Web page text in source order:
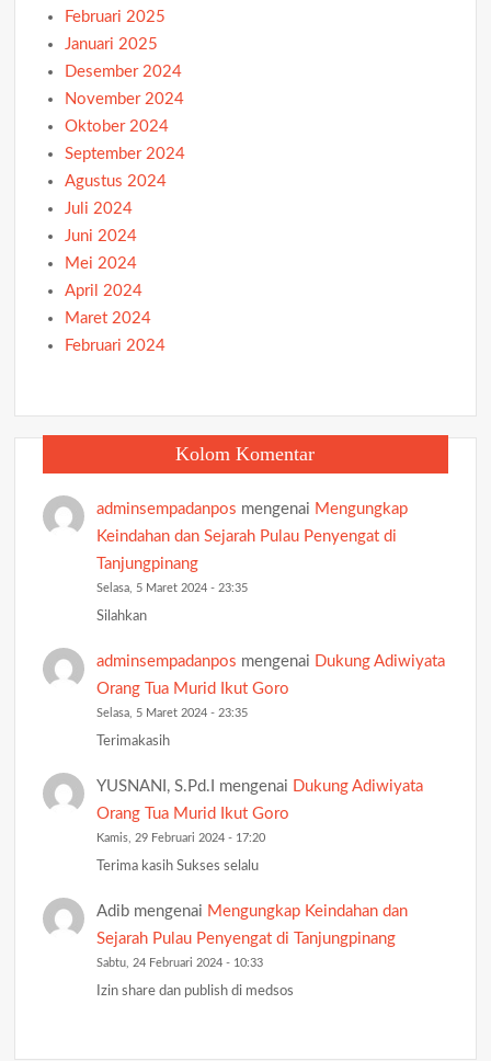
Februari 2025
Januari 2025
Desember 2024
November 2024
Oktober 2024
September 2024
Agustus 2024
Juli 2024
Juni 2024
Mei 2024
April 2024
Maret 2024
Februari 2024
Kolom Komentar
adminsempadanpos mengenai Mengungkap
Keindahan dan Sejarah Pulau Penyengat di
Tanjungpinang
Selasa, 5 Maret 2024 - 23:35
Silahkan
adminsempadanpos mengenai Dukung Adiwiyata
Orang Tua Murid Ikut Goro
Selasa, 5 Maret 2024 - 23:35
Terimakasih
YUSNANI, S.Pd.I mengenai Dukung Adiwiyata
Orang Tua Murid Ikut Goro
Kamis, 29 Februari 2024 - 17:20
Terima kasih Sukses selalu
Adib mengenai Mengungkap Keindahan dan
Sejarah Pulau Penyengat di Tanjungpinang
Sabtu, 24 Februari 2024 - 10:33
Izin share dan publish di medsos